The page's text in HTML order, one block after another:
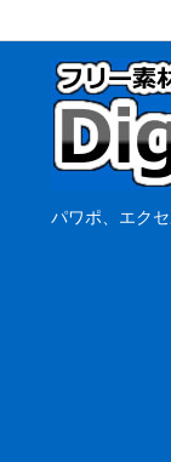
パワポ、エク